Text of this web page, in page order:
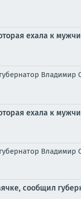
ехала к
Владимир
ехала к
Владимир
сообщил